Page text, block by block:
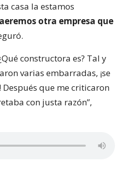
casa la estamos
otra empresa que
constructora es? Tal y
varias embarradas, ¡se
que me criticaron
con justa razón”,